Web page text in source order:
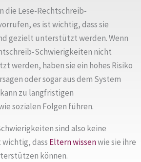
die Lese-Rechtschreib-
es ist wichtig, dass sie
gezielt unterstützt werden. Wenn
Schwierigkeiten nicht
werden, haben sie ein hohes Risiko
oder sogar aus dem System
zu langfristigen
sozialen Folgen führen.
sind also keine
dass Elternwissenwie sie ihre
können.